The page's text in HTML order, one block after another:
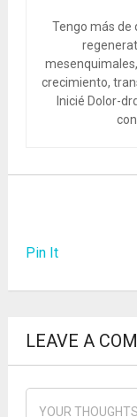
Tengo más de
crecimiento,
Inicié Dolor-
Pin It
LEAVE A